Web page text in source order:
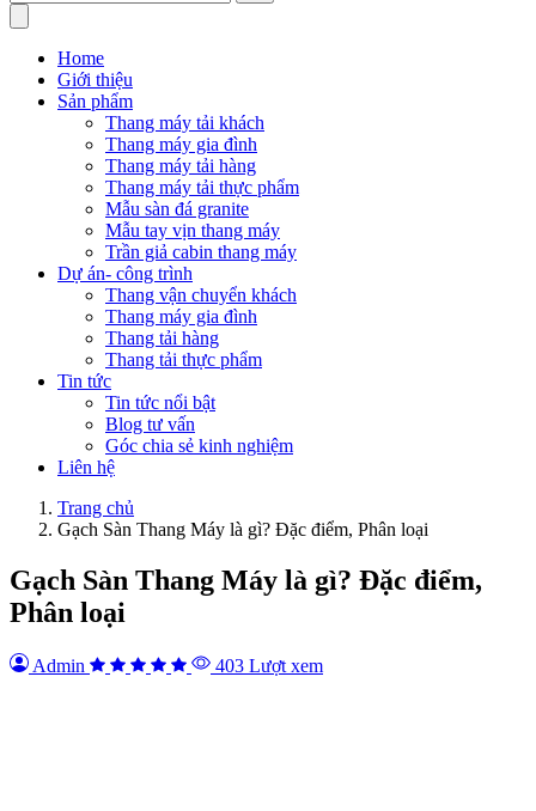
Home
Giới thiệu
Sản phẩm
Thang máy tải khách
Thang máy gia đình
Thang máy tải hàng
Thang máy tải thực phẩm
Mẫu sàn đá granite
Mẫu tay vịn thang máy
Trần giả cabin thang máy
Dự án- công trình
Thang vận chuyển khách
Thang máy gia đình
Thang tải hàng
Thang tải thực phẩm
Tin tức
Tin tức nổi bật
Blog tư vấn
Góc chia sẻ kinh nghiệm
Liên hệ
Trang chủ
Gạch Sàn Thang Máy là gì? Đặc điểm, Phân loại
Gạch Sàn Thang Máy là gì? Đặc điểm,
Phân loại
Admin 403 Lượt xem